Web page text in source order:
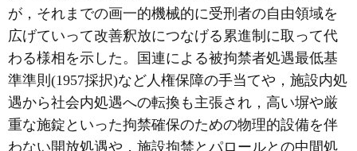
が，それまでの画一的機械的に受刑者の自由領域を
広げていって改善釈放につなげる累進制に取って代
わる様相を示した。国連による被拘禁者処遇最低基
準準則(1957採択)など人権保障の手当てや，施設内処
遇から社会内処遇への転換も主張され，高い塀や厳
重な施錠といった拘禁確保のための物理的設備を伴
わない開放処遇や，施設拘禁とパロールとの中間処